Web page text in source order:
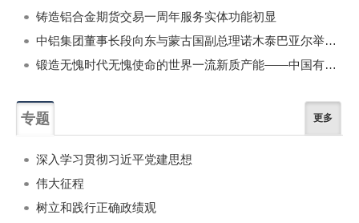
铸造铝合金期货交易一周年服务实体功能初显
中铝集团董事长段向东与蒙古国副总理诺木泰巴亚尔举行会谈
锻造无愧时代无愧使命的世界一流新质产能——中国有色金属工业的战略应对与破局之道（二）
专题 更多
深入学习贯彻习近平党建思想
伟大征程
树立和践行正确政绩观